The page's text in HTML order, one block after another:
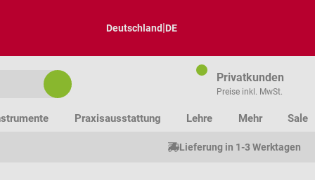
Deutschland|DE
Privatkunden
Preise inkl. MwSt.
Praxisausstattung Lehre Mehr Sale
Lieferung in 1-3 Werktagen